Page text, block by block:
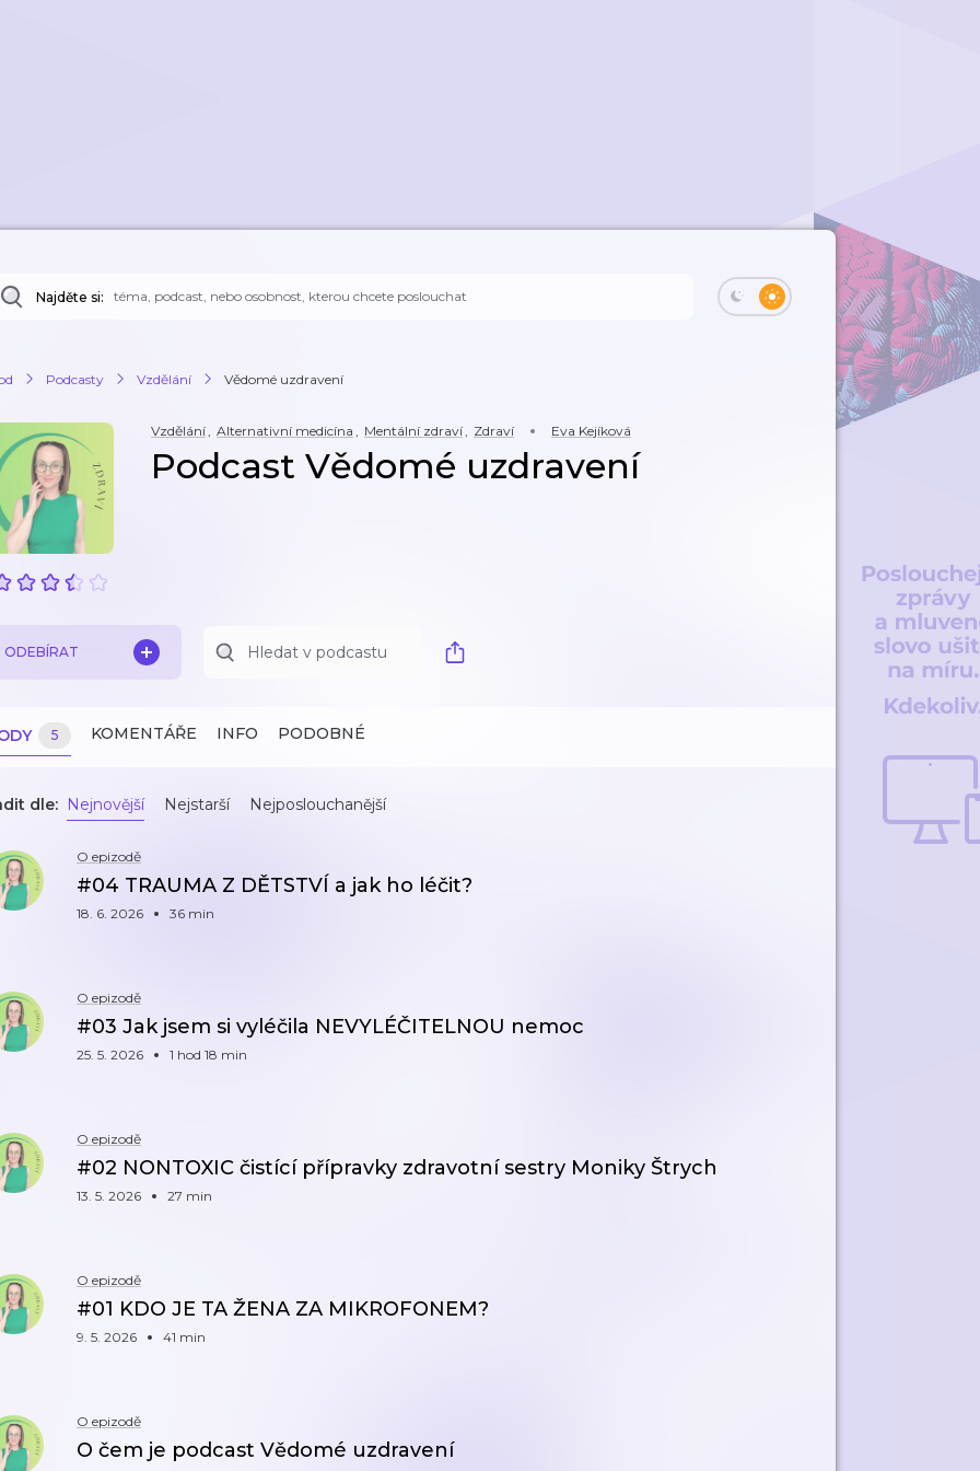
Najděte si:
Podcasty Vzdělání Vědomé uzdravení
Vzdělání, Alternativní medicína , Mentální zdraví, Zdraví Eva Kejíková
Podcast Vědomé uzdravení
ODEBÍRAT
5 KOMENTÁŘE INFO PODOBNÉ
dle: Nejnovější Nejstarší Nejposlouchanější
O epizodě
#04 TRAUMA Z DĚTSTVÍ a jak ho léčit?
18. 6. 2026 36 min
O epizodě
#03 Jak jsem si vyléčila NEVYLÉČITELNOU nemoc
25. 5. 2026 1 hod 18 min
O epizodě
#02 NONTOXIC čistící přípravky zdravotní sestry Moniky Štrych
13. 5. 2026 27 min
O epizodě
#01 KDO JE TA ŽENA ZA MIKROFONEM?
9. 5. 2026 41 min
O epizodě
O čem je podcast Vědomé uzdravení